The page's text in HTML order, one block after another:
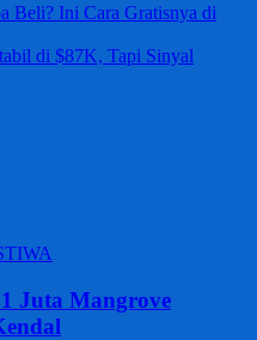
Beli? Ini Cara Gratisnya di
di $87K, Tapi Sinyal
Juta Mangrove